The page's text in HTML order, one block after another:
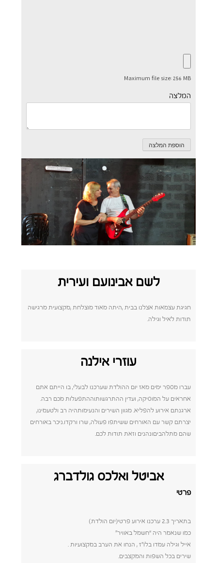
Maximum file size: 256 MB
המלצה
הוספת המלצה
לשם אבינועם ועירית
חגיגת עצמאות אצלנו בבית ,היתה מאוד מוצלחת ,מקצועית מרגישה
תודות לאיל וגילה.
עוזרי אילנה
עברו מספר ימים מאז יום ההולדת שערכנו לבעלי, בו הייתם אתם
אחראים על המוסיקה, ועדין ההתרגשותוההתפעלות מכם רבה.
ארגנתם אירוע להפליא. מגוון השירים והנעימותהיה רב ולטעמינו,
יצרתם קשר עם האורחים ששיתפו פעולה, שרו ורקדו.ניכר באורחים
שהם מתלהביםונהנים וזאת תודות לכם.
אביטל ואלכס גולדברג
פרטי
בתאריך 2.3 ערכנו אירוע פרטי(יום הולדת)
כמו שנאמר היה “חשמל באוויר”
אייל וגילה עמדו בלו”ז , הנחו את הערב במקצועיות .
שירים בכל השפות והמקצבים.